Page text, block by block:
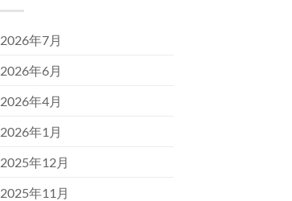
2026年7月
2026年6月
2026年4月
2026年1月
2025年12月
2025年11月